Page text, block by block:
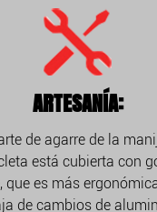
ARTESANÍA:
de agarre de la
está cubierta con
que es más
de cambios de